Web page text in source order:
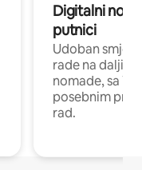
Digitalni
putnici
Udoban
rade na
nomade, sa
posebnim
rad.